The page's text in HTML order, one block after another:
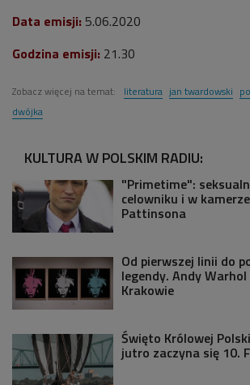
Data emisji: 5.06.2020
Godzina emisji: 21.30
Zobacz więcej na temat: literatura jan twardowski
dwójka
KULTURA W POLSKIM RADIU:
"Primetime":
celowniku i w
Pattinsona
Od pierwszej linii do
legendy. Andy
Krakowie
Święto Królowej
jutro zaczyna się 10.